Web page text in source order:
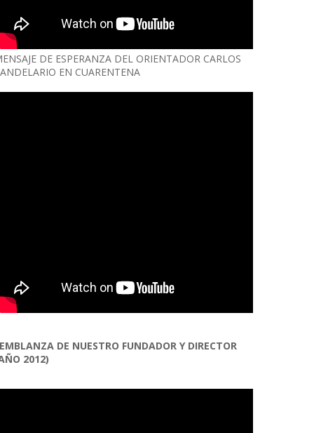
DE ESPERANZA DEL ORIENTADOR CARLOS
EN CUARENTENA
DE NUESTRO FUNDADOR Y DIRECTOR
2012)